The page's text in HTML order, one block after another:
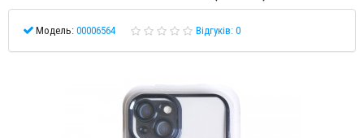
Модель: 00006564 Відгуків: 0